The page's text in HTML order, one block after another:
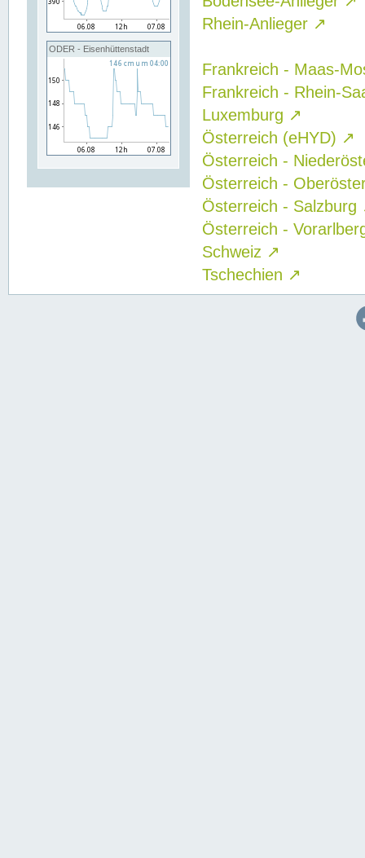
ODER - Eisenhüttenstadt
Rhein-Anlieger ↗
Frankreich - Maas-
Frankreich - Rhein-
Luxemburg ↗
Österreich (eHYD) ↗
Österreich -
Österreich -
Österreich - Salzburg
Österreich -
Schweiz ↗
Tschechien ↗